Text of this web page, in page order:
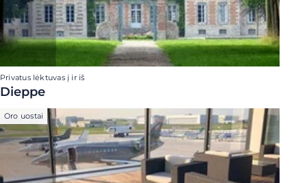
Privatus lėktuvas į ir iš
Dieppe
Oro uostai